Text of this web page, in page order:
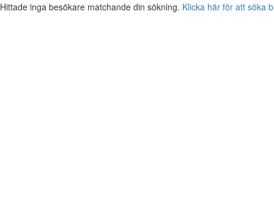
Hittade inga besökare matchande din sökning. Klicka här för att söka